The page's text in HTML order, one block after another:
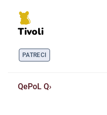
Tivoli
PATRECI
QePoL Q